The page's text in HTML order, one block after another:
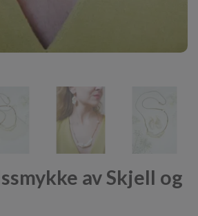
av Skjell og